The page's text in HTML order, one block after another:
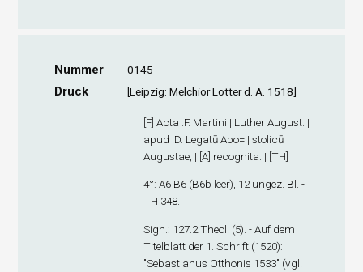
Nummer 0145
Druck [Leipzig: Melchior Lotter d. Ä. 1518]
[F] Acta .F. Martini | Luther August. |
apud .D. Legatū Apo= | stolicū
Augustae, | [A] recognita. | [TH]
4°: A6 B6 (B6b leer), 12 ungez. Bl. -
TH 348.
Sign. : 127.2 Theol. (5). - Auf dem
Titelblatt der 1. Schrift (1520):
"Sebastianus Otthonis 1533" (vgl.